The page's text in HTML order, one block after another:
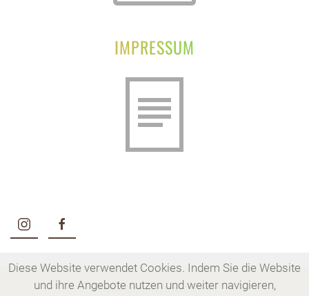
IMPRESSUM
Dürrnbachhornweg 16
Diese Website verwendet Cookies. Indem Sie die Website
und ihre Angebote nutzen und weiter navigieren,